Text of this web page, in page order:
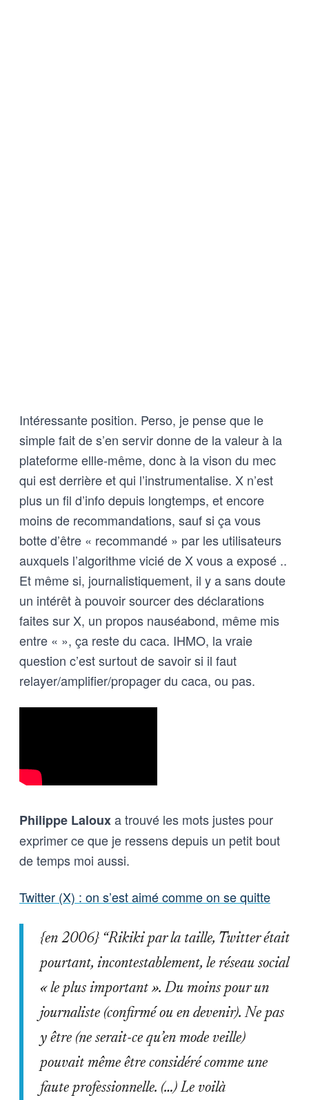
Intéressante position. Perso, je pense que le
simple fait de s’en servir donne de la valeur à la
plateforme ellle-même, donc à la vison du mec
qui est derrière et qui l’instrumentalise. X n’est
plus un fil d’info depuis longtemps, et encore
moins de recommandations, sauf si ça vous
botte d’être « recommandé » par les utilisateurs
auxquels l’algorithme vicié de X vous a exposé ..
Et même si, journalistiquement, il y a sans doute
un intérêt à pouvoir sourcer des déclarations
faites sur X, un propos nauséabond, même mis
entre « », ça reste du caca. IHMO, la vraie
question c’est surtout de savoir si il faut
relayer/amplifier/propager du caca, ou pas.
Philippe Lalouxa trouvé les mots justes pour
exprimer ce que je ressens depuis un petit bout
de temps moi aussi.
Twitter (X) : on s’est aimé comme on se quitte
{en 2006} “Rikiki par la taille, Twitter était
pourtant, incontestablement, le réseau social
« le plus important ». Du moins pour un
journaliste (confirmé ou en devenir). Ne pas
y être (ne serait-ce qu’en mode veille)
pouvait même être considéré comme une
faute professionnelle. (…) Le voilà